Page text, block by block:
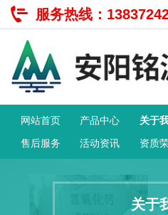
服务热线：
网站首页 产品中心 关于
售后服务
活动资讯 资质
关于